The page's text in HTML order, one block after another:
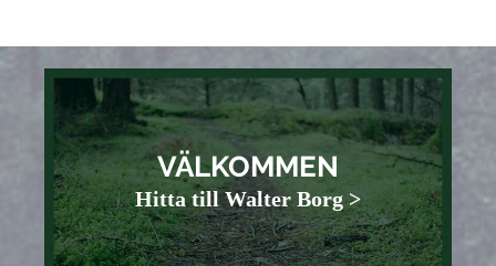
VÄLKOMMEN
Hitta till Walter Borg >